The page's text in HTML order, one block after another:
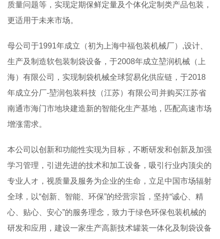
质量问题等，实现定期保鲜定量及个体化定制类产品包装，
更适用于未来市场。
母公司于1991年成立（初为上海中福包装机械厂）,设计、
生产及制造软包装制袋设备，于2008年成立堃润机械（上
海）有限公司，实现制袋机械全球贸易化供应链，于2018
年成立分厂-堃润包装科技（江苏）有限公司并购买江苏省
南通市海门市地块建造新的智能化生产基地，匹配高速市场
增涨需求。
本公司以创新和功能性实现为目标，不断研发和创新及加强
学习管理，引进先进的技术和加工设备，吸引行业内顶尖的
专业人オ，视质量及服务为企业的生命，立足中国市场辐射
全球，以“创新、智能、环保”的经营宗旨，坚持“诚心、精
心、贴心、安心”的服务理念，致力于绿色环保包装机械的
研发和应用，建设一家生产高新技术罐装一体化及制袋设备